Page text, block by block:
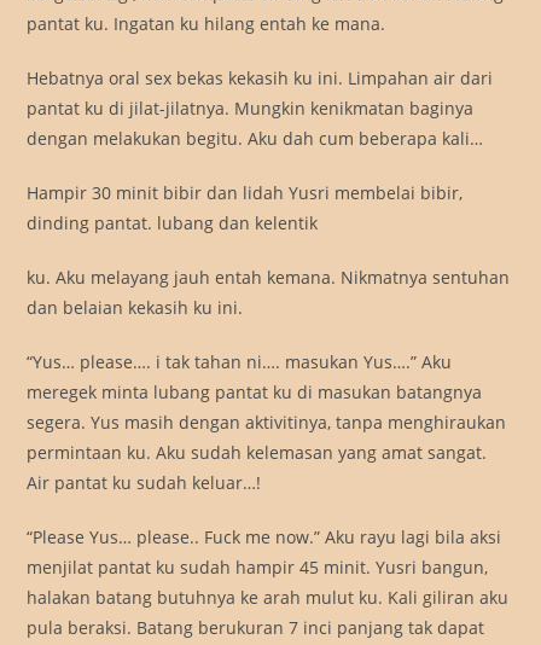
pantat ku. Ingatan ku hilang entah ke mana.
Hebatnya oral sex bekas kekasih ku ini. Limpahan air dari
pantat ku di jilat-jilatnya. Mungkin kenikmatan baginya
dengan melakukan begitu. Aku dah cum beberapa kali…
Hampir 30 minit bibir dan lidah Yusri membelai bibir,
dinding pantat. lubang dan kelentik
ku. Aku melayang jauh entah kemana. Nikmatnya sentuhan
dan belaian kekasih ku ini.
“Yus… please…. i tak tahan ni…. masukan Yus….” Aku
meregek minta lubang pantat ku di masukan batangnya
segera. Yus masih dengan aktivitinya, tanpa menghiraukan
permintaan ku. Aku sudah kelemasan yang amat sangat.
Air pantat ku sudah keluar…!
“Please Yus… please.. Fuck me now.” Aku rayu lagi bila aksi
menjilat pantat ku sudah hampir 45 minit. Yusri bangun,
halakan batang butuhnya ke arah mulut ku. Kali giliran aku
pula beraksi. Batang berukuran 7 inci panjang tak dapat